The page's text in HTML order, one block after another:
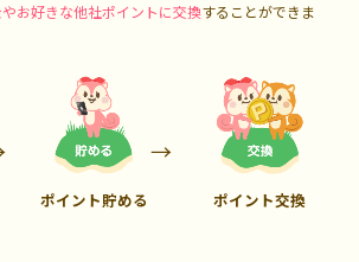
お好きな他社ポイントに交換することができま
ポイント貯める ポイント交換